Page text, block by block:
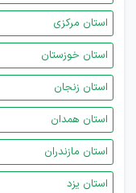
استان مرکزی
استان خوزستان
استان زنجان
استان همدان
استان مازندران
استان یزد